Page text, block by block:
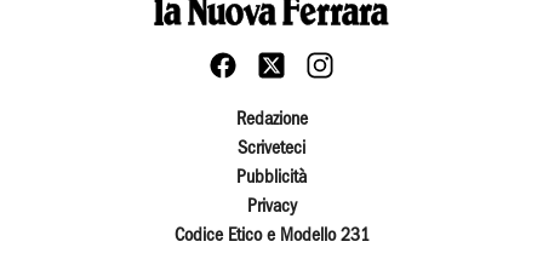
Redazione
Scriveteci
Pubblicità
Privacy
Codice Etico e Modello 231